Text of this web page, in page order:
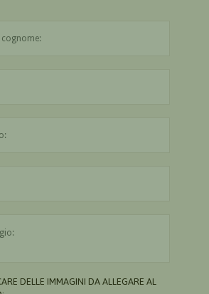
DELLE IMMAGINI DA ALLEGARE AL